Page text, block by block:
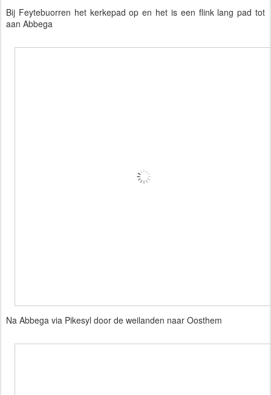
Bij Feytebuorren het kerkepad op en het is een flink lang pad tot
aan Abbega
Na Abbega via Pikesyl door de weilanden naar Oosthem